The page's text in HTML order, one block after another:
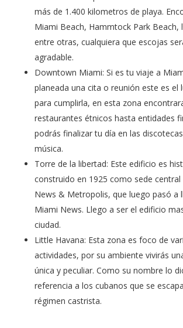
más de 1.400 kilometros de playa.
Miami Beach, Hammtock Park Beach,
entre otras, cualquiera que escojas
agradable.
Downtown Miami: Si es tu viaje a
planeada una cita o reunión este es el
para cumplirla, en esta zona
restaurantes étnicos hasta entidades
podrás finalizar tu día en las
música.
Torre de la libertad: Este edificio es
construido en 1925 como sede central
News & Metropolis, que luego pasó a
Miami News. Llego a ser el edificio
ciudad.
Little Havana: Esta zona es foco de
actividades, por su ambiente vivirás
única y peculiar. Como su nombre lo
referencia a los cubanos que se
régimen castrista.